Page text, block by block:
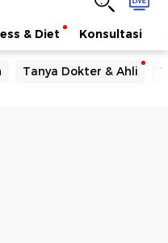
& Diet Konsultasi
Tanya Dokter & Ahli